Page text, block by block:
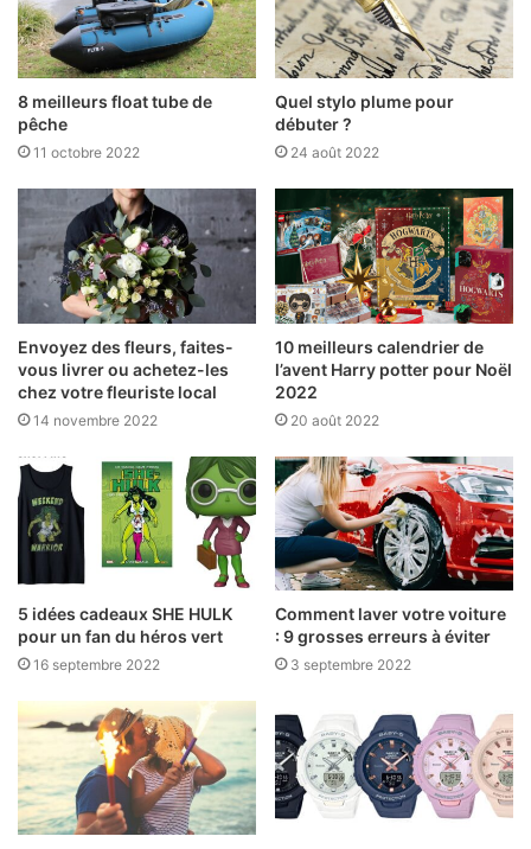
8 meilleurs float tube de
pêche
11 octobre 2022
Quel stylo plume pour
débuter ?
24 août 2022
Envoyez des fleurs, faites-
vous livrer ou achetez-les
chez votre fleuriste local
14 novembre 2022
10 meilleurs calendrier de
l’avent Harry potter pour Noël
2022
20 août 2022
5 idées cadeaux SHE HULK
pour un fan du héros vert
16 septembre 2022
Comment laver votre voiture
: 9 grosses erreurs à éviter
3 septembre 2022